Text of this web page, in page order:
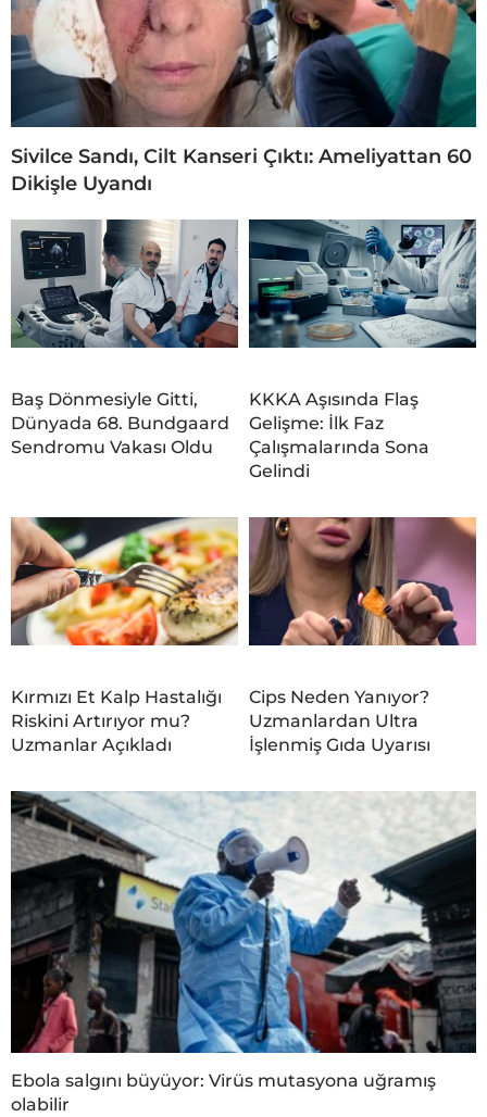
Sivilce Sandı, Cilt Kanseri Çıktı: Ameliyattan 60
Dikişle Uyandı
Baş Dönmesiyle Gitti,
Dünyada 68. Bundgaard
Sendromu Vakası Oldu
KKKA Aşısında Flaş
Gelişme: İlk Faz
Çalışmalarında Sona
Gelindi
Kırmızı Et Kalp Hastalığı
Riskini Artırıyor mu?
Uzmanlar Açıkladı
Cips Neden Yanıyor?
Uzmanlardan Ultra
İşlenmiş Gıda Uyarısı
Ebola salgını büyüyor: Virüs mutasyona uğramış
olabilir